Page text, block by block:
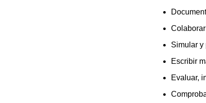
Simular y
Escribir
Evaluar,